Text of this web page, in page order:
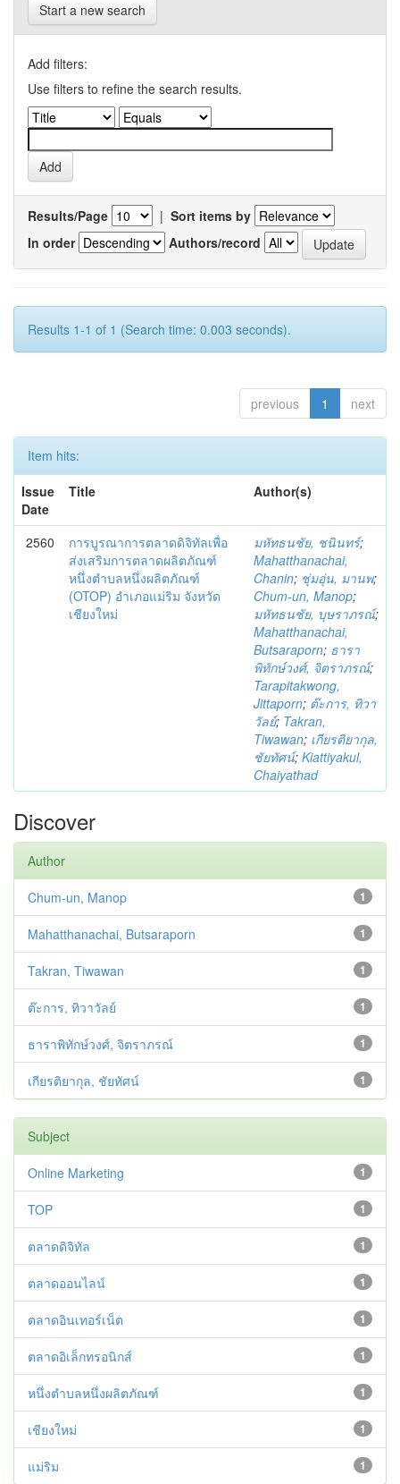
Start a new search
Add filters:
Use filters to refine the search results.
Results/Page | Sort items by
In order
Authors/record
Results 1-1 of 1 (Search time: 0.003 seconds).
previous 1 next
Item hits:
Issue
Date
Title Author(s)
2560
การบูรณาการตลาดดิจิทัลเพื่อ
ส่งเสริมการตลาดผลิตภัณฑ์
หนึ่งตำบลหนึ่งผลิตภัณฑ์
(OTOP) อำเภอแม่ริม จังหวัด
เชียงใหม่
มหัทธนชัย, ชนินทร์;
Mahatthanachai,
Chanin; ชุ่มอุ่น, มานพ;
Chum-un, Manop;
มหัทธนชัย, บุษราภรณ์;
Mahatthanachai,
Butsaraporn; ธารา
พิทักษ์วงศ์, จิตราภรณ์;
Tarapitakwong,
Jittaporn; ต๊ะการ, ทิวา
วัลย์; Takran,
Tiwawan; เกียรติยากุล,
ชัยทัศน์; Kiattiyakul,
Chaiyathad
Discover
Author
1
Chum-un, Manop
1
Mahatthanachai, Butsaraporn
1
Takran, Tiwawan
1
ต๊ะการ, ทิวาวัลย์
1
ธาราพิทักษ์วงศ์, จิตราภรณ์
1
เกียรติยากุล, ชัยทัศน์
Subject
1
Online Marketing
1
TOP
1
ตลาดดิจิทัล
1
ตลาดออนไลน์
1
ตลาดอินเทอร์เน็ต
1
ตลาดอิเล็กทรอนิกส์
1
หนึ่งตำบลหนึ่งผลิตภัณฑ์
1
เชียงใหม่
1
แม่ริม